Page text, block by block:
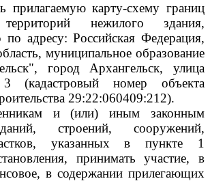
прилагаемую карту-схему границ
нежилого здания,
по адресу: Российская Федерация,
муниципальное образование
город Архангельск, улица
(кадастровый номер объекта
29:22:060409:212).
и (или) иным законным
строений, сооружений,
указанных в пункте 1
принимать участие, в
в содержании прилегающих